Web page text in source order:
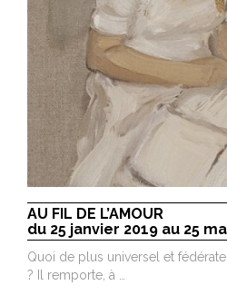
AU FIL DE L’AMOUR
du 25 janvier 2019 au 25
Quoi de plus universel et
? Il remporte, à …